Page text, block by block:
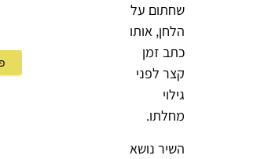
שחתום על
הלחן, אותו
כתב זמן
קצר לפני
גילוי
מחלתו.
השיר נושא